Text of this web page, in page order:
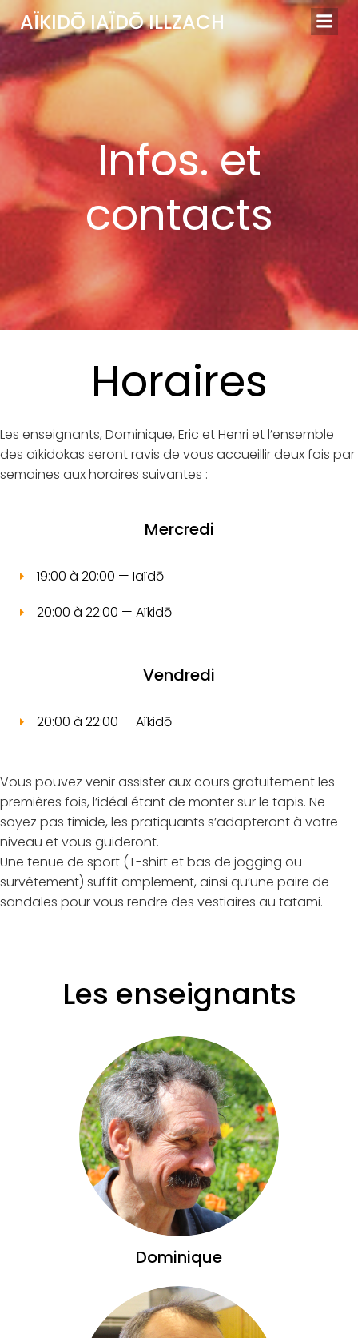
au
contenu
AÏKIDŌ IAÏDŌ ILLZACH
Infos. et
contacts
Horaires
Les enseignants, Dominique, Eric et Henri et l’ensemble
des aïkidokas seront ravis de vous accueillir deux fois par
semaines aux horaires suivantes :
Mercredi
19:00 à 20:00 — Iaïdō
20:00 à 22:00 — Aïkidō
Vendredi
20:00 à 22:00 — Aïkidō
Vous pouvez venir assister aux cours gratuitement les
premières fois, l’idéal étant de monter sur le tapis. Ne
soyez pas timide, les pratiquants s’adapteront à votre
niveau et vous guideront.
Une tenue de sport (T-shirt et bas de jogging ou
survêtement) suffit amplement, ainsi qu’une paire de
sandales pour vous rendre des vestiaires au tatami.
Les enseignants
Dominique